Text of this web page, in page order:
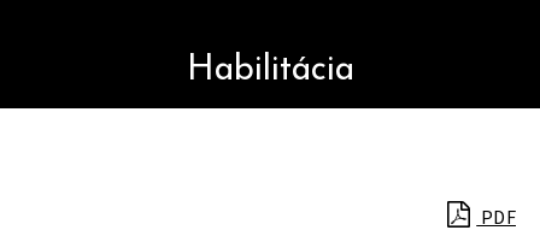
Habilitácia
PDF